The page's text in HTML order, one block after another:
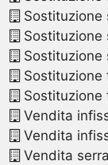
Sostituzione
Sostituzione
Sostituzione
Sostituzione
Sostituzione
Vendita
Vendita
Vendita